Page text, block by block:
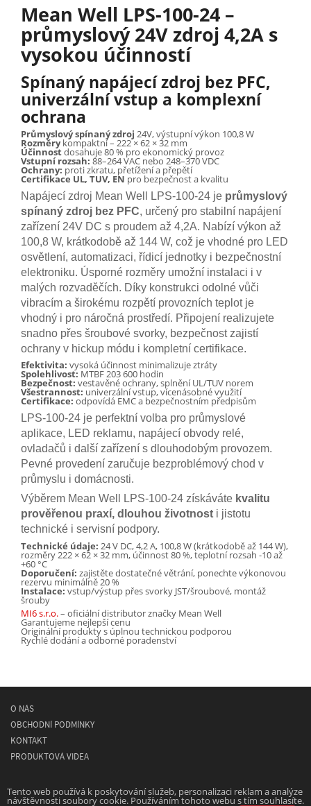
Mean Well LPS-100-24 –
průmyslový 24V zdroj 4,2A s
vysokou účinností
Spínaný napájecí zdroj bez PFC,
univerzální vstup a komplexní
ochrana
Průmyslový spínaný zdroj 24V, výstupní výkon 100,8 W
Rozměrykompaktní – 222 × 62 × 32 mm
Účinnostdosahuje 80 % pro ekonomický provoz
Vstupní rozsah: 88–264 VAC nebo 248–370 VDC
Ochrany: proti zkratu, přetížení a přepětí
Certifikace UL, TUV, EN pro bezpečnost a kvalitu
Napájecí zdroj Mean Well LPS-100-24 je průmyslový
spínaný zdroj bez PFC, určený pro stabilní napájení
zařízení 24V DC s proudem až 4,2A. Nabízí výkon až
100,8 W, krátkodobě až 144 W, což je vhodné pro LED
osvětlení, automatizaci, řídicí jednotky i bezpečnostní
elektroniku. Úsporné rozměry umožní instalaci i v
malých rozvaděčích. Díky konstrukci odolné vůči
vibracím a širokému rozpětí provozních teplot je
vhodný i pro náročná prostředí. Připojení realizujete
snadno přes šroubové svorky, bezpečnost zajistí
ochrany v hickup módu i kompletní certifikace.
Efektivita: vysoká účinnost minimalizuje ztráty
Spolehlivost: MTBF 203 600 hodin
Bezpečnost: vestavěné ochrany, splnění UL/TUV norem
Všestrannost: univerzální vstup, vícenásobné využití
Certifikace: odpovídá EMC a bezpečnostním předpisům
LPS-100-24 je perfektní volba pro průmyslové
aplikace, LED reklamu, napájecí obvody relé,
ovladačů i další zařízení s dlouhodobým provozem.
Pevné provedení zaručuje bezproblémový chod v
průmyslu i domácnosti.
Výběrem Mean Well LPS-100-24 získáváte kvalitu
prověřenou praxí, dlouhou životnost i jistotu
technické i servisní podpory.
Technické údaje: 24 V DC, 4,2 A, 100,8 W (krátkodobě až 144 W),
rozměry 222 × 62 × 32 mm, účinnost 80 %, teplotní rozsah -10 až
+60 °C
Doporučení: zajistěte dostatečné větrání, ponechte výkonovou
rezervu minimálně 20 %
Instalace: vstup/výstup přes svorky JST/šroubové, montáž
šrouby
MI6 s.r.o.– oficiální distributor značky Mean Well
Garantujeme nejlepší cenu
Originální produkty s úplnou technickou podporou
Rychlé dodání a odborné poradenství
O NÁS
OBCHODNÍ PODMÍNKY
KONTAKT
PRODUKTOVÁ VIDEA
Powered by
Designed by
Tento web používá k poskytování služeb, personalizaci reklam a analýze
návštěvnosti soubory cookie. Používáním tohoto webu s tím souhlasíte.